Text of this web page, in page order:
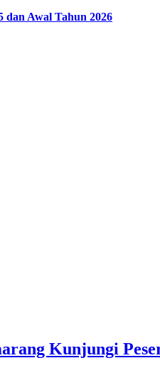
dan Awal Tahun 2026
Kunjungi